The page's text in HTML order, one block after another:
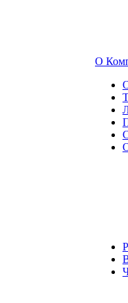
О